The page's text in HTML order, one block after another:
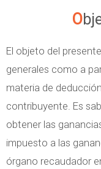
s
d
e
d
u
c
i
El objeto del
generales como a
materia de
contribuyente. Es
obtener las
impuesto a las
órgano recaudador